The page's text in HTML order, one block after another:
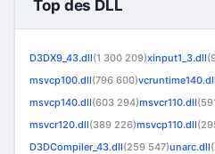
Top des DLL
D3DX9_43.dll(1 300 209)xinput1_3.dll
msvcp100.dll(796 600)vcruntime140.dll
msvcp140.dll(603 294)msvcr110.dll
msvcr120.dll(389 226)msvcp110.dll
D3DCompiler_43.dll(259 547)unarc.dll